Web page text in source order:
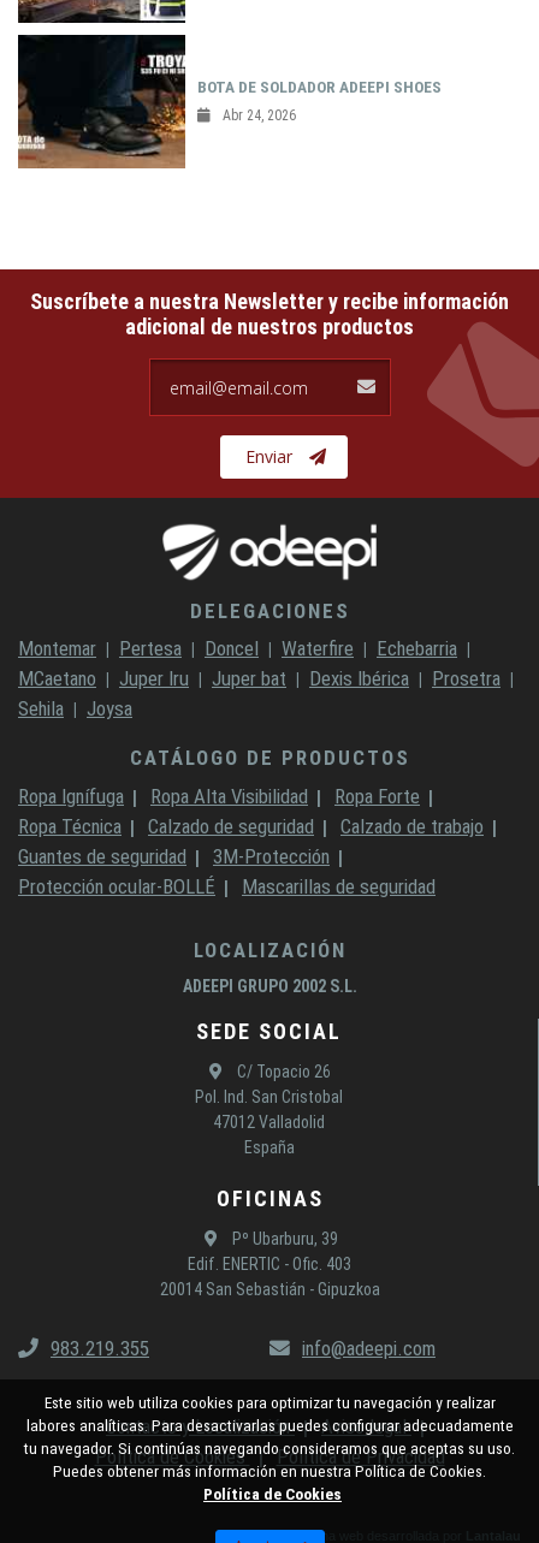
BOTA DE SOLDADOR ADEEPI SHOES
Abr 24, 2026
Suscríbete a nuestra Newsletter y recibe información
adicional de nuestros productos
Enviar
DELEGACIONES
Montemar
Pertesa Doncel Waterfire
Echebarria
MCaetano
Juper Iru Juper bat Dexis Ibérica
Prosetra
Sehila
Joysa
CATÁLOGO DE PRODUCTOS
Ropa Ignífuga
Ropa Alta Visibilidad
Ropa Forte
Ropa Técnica
Calzado de seguridad
Calzado de trabajo
Guantes de seguridad
3M-Protección
Protección ocular-BOLLÉ
Mascarillas de seguridad
LOCALIZACIÓN
ADEEPI GRUPO 2002 S.L.
SEDE SOCIAL
C/ Topacio 26
Pol. Ind. San Cristobal
47012 Valladolid
España
OFICINAS
Pº Ubarburu, 39
Edif. ENERTIC - Ofic. 403
20014 San Sebastián - Gipuzkoa
983.219.355 info@adeepi.com
Contacto y Localización
Aviso legal
Política de Cookies
Política de Privacidad
Página web desarrollada por
Este sitio web utiliza cookies para optimizar tu navegación y realizar
labores analíticas. Para desactivarlas puedes configurar adecuadamente
tu navegador. Si continúas navegando consideramos que aceptas su uso.
Puedes obtener más información en nuestra Política de Cookies.
Política de Cookies